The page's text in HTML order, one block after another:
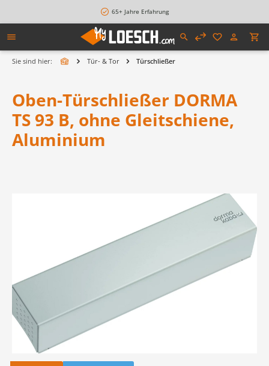
65+ Jahre Erfahrung
Sie sind hier: Tür- & Tor Türschließer
Oben-Türschließer DORMA
TS 93 B, ohne Gleitschiene,
Aluminium